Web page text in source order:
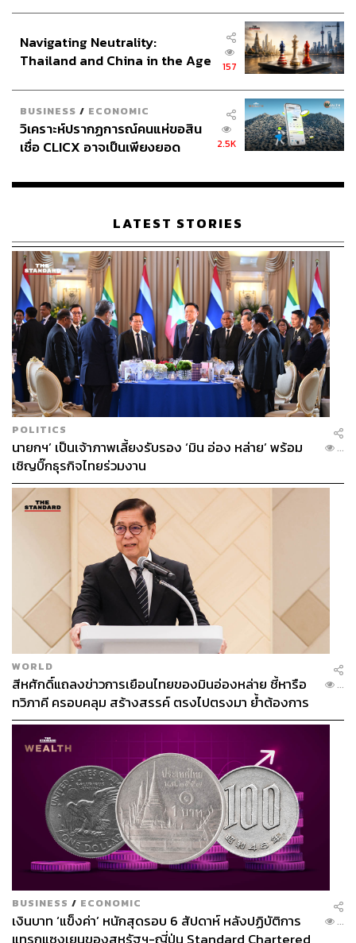
Navigating Neutrality:
Thailand and China in the Age
157
BUSINESS / ECONOMIC
วิเคราะห์ปรากฏการณ์คนแห่ขอสิน
เชื่อ CLICX อาจเป็นเพียงยอด
เรือนไทยที่ถูกซุกไว้
2.5K
LATEST STORIES
POLITICS
นายกฯ’ เป็นเจ้าภาพเลี้ยงรับรอง ‘มิน อ่อง หล่าย’ พร้อม
เชิญบิ๊กธุรกิจไทยร่วมงาน
...
WORLD
สีหศักดิ์แถลงข่าวการเยือนไทยของมินอ่องหล่าย ชี้หารือ
ทวิภาคี ครอบคลุม สร้างสรรค์ ตรงไปตรงมา ย้ำต้องการ
ให้เมียนมากลับสู่อาเซียน
...
BUSINESS / ECONOMIC
เงินบาท ‘แข็งค่า’ หนักสุดรอบ 6 สัปดาห์ หลังปฏิบัติการ
...